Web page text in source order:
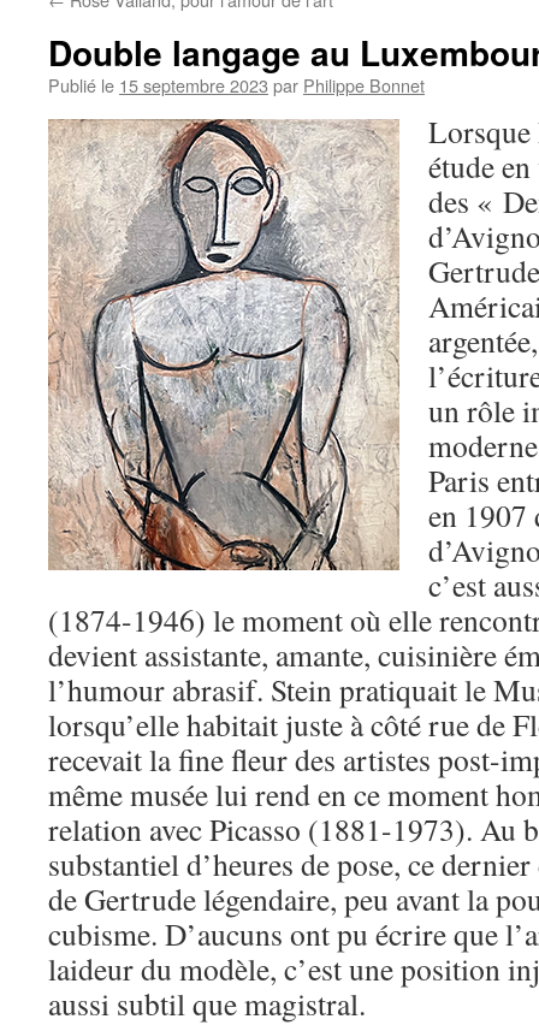
Double langage au
Publié le 15 septembre 2023 par Philippe Bonnet
Lorsque
étude
des «
un rôle
Paris
en 1907
c’est
(1874-1946) le moment où elle
devient assistante, amante, cuisinière
l’humour abrasif. Stein pratiquait le
lorsqu’elle habitait juste à côté rue de
recevait la fine fleur des artistes post-
même musée lui rend en ce moment
relation avec Picasso (1881-1973). Au
substantiel d’heures de pose, ce
de Gertrude légendaire, peu avant la
cubisme. D’aucuns ont pu écrire que
laideur du modèle, c’est une position
aussi subtil que magistral.